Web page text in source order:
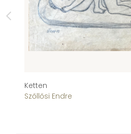
Ketten
Szőllősi Endre